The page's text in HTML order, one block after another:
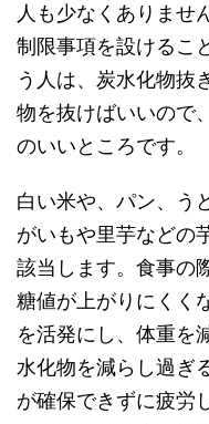
人も少なくありませ
制限事項を設けるこ
う人は、炭水化物抜
物を抜けばいいので
のいいところです。
白い米や、パン、う
がいもや里芋などの
該当します。食事の
糖値が上がりにくく
を活発にし、体重を
水化物を減らし過ぎ
が確保できずに疲労